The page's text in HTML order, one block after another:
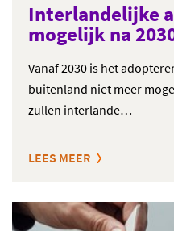
Interlandelijke
mogelijk na
Vanaf 2030 is het
buitenland niet meer
zullen interlande…
LEES MEER